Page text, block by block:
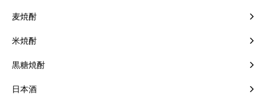
麦焼酎
米焼酎
黒糖焼酎
日本酒